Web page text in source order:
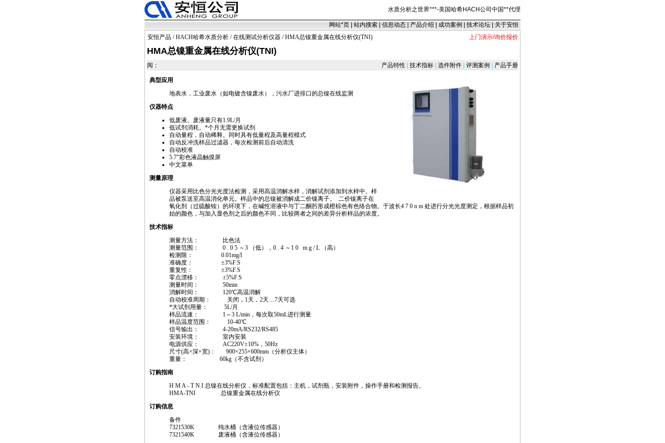
水质分析之世界***-美国哈希HACH公司中国**代理
网站*页 站内搜索 信息动态 产品介绍 成功案例 技术论坛
关于安恒
安恒产品 /HACH哈希水质分析 /在线测试分析仪器 / HMA总镍重金属在线分析仪(TNI) 上门演示/询价报价
HMA总镍重金属在线分析仪(TNI)
阅： 产品特性 技术指标 选件附件 评测案例 产品手册
典型应用
地表水，工业废水（如电镀含镍废水），污水厂进排口的总镍在线监测
仪器特点
低废液。废液量只有1.9L/月
低试剂消耗。 *个月无需更换试剂
自动量程，自动稀释。同时具有低量程及高量程模式
自动反冲洗样品过滤器，每次检测前后自动清洗
自动校准
5.7”彩色液晶触摸屏
中文菜单
测量原理
仪器采用比色分光光度法检测，采用高温消解水样，消解试剂添加到水样中。样
品被泵送至高温消化单元。样品中的总镍被消解成二价镍离子。 二价镍离子在
氧化剂（过硫酸铵）的环境下，在碱性溶液中与丁二酮肟形成橙棕色有色络合物。于波长4 7 0 n m 处进行分光光度测定，根据样品初
始的颜色，与加入显色剂之后的颜色不同，比较两者之间的差异分析样品的浓度。
技术指标
测量方法： 比色法
测量范围： 0 . 0 5 ～3 （低），0 . 4 ～1 0 m g / L （高）
检测限： 0.01mg/l
准确度： ±3%F.S
重复性： ±3%F.S
零点漂移： ±5%F.S
测量时间： 50min
消解时间： 120℃高温消解
自动校准周期： 关闭，1天，2天…7天可选
*大试剂用量： 5L/月
样品流速： 1～3 L/min，每次取50mL进行测量
样品温度范围： 10-40℃
信号输出： 4-20mA/RS232/RS485
安装环境： 室内安装
电源供应： AC220V±10%，50Hz
尺寸(高×深×宽)： 900×255×600mm（分析仪主体）
重量： 60kg（不含试剂）
订购指南
H M A - T N I 总镍在线分析仪，标准配置包括：主机，试剂瓶，安装附件，操作手册和检测报告。
HMA-TNI 总镍重金属在线分析仪
订购信息
备件
7321530K 纯水桶（含液位传感器）
7321540K 废液桶（含液位传感器）